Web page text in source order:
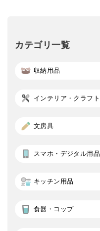
カテゴリ一覧
収納用品
インテリア・クラフト
文房具
スマホ・デジタル用品
キッチン用品
食器・コップ